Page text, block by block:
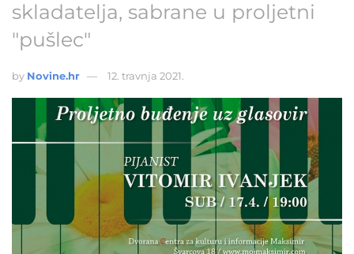
skladatelja, sabrane u proljetni
"pušlec"
by Novine.hr 12. travnja 2021.